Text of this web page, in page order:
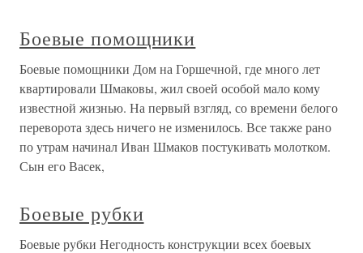
Боевые помощники
Боевые помощники Дом на Горшечной, где много лет
квартировали Шмаковы, жил своей особой мало кому
известной жизнью. На первый взгляд, со времени белого
переворота здесь ничего не изменилось. Все также рано
по утрам начинал Иван Шмаков постукивать молотком.
Сын его Васек,
Боевые рубки
Боевые рубки Негодность конструкции всех боевых